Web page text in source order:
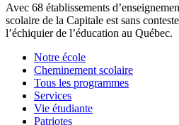
Avec 68 établissements
scolaire de la Capitale est sans
l’échiquier de l’éducation au Québec.
Notre école
Cheminement scolaire
Tous les programmes
Services
Vie étudiante
Patriotes